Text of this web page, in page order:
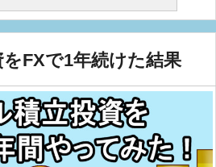
FXで1年続けた結果